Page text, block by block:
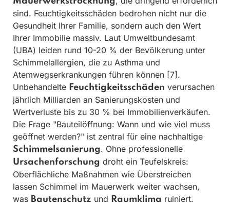
sind. Feuchtigkeitsschäden bedrohen nicht nur die
Gesundheit Ihrer Familie, sondern auch den Wert
Ihrer Immobilie massiv. Laut Umweltbundesamt
(UBA) leiden rund 10-20 % der Bevölkerung unter
Schimmelallergien, die zu Asthma und
Atemwegserkrankungen führen können [7].
Unbehandelte Feuchtigkeitsschäden verursachen
jährlich Milliarden an Sanierungskosten und
Wertverluste bis zu 30 % bei Immobilienverkäufen.
Die Frage "Bauteilöffnung: Wann und wie viel muss
geöffnet werden?" ist zentral für eine nachhaltige
Schimmelsanierung. Ohne professionelle
Ursachenforschung droht ein Teufelskreis:
Oberflächliche Maßnahmen wie Überstreichen
lassen Schimmel im Mauerwerk weiter wachsen,
was Bautenschutz und Raumklima ruiniert.